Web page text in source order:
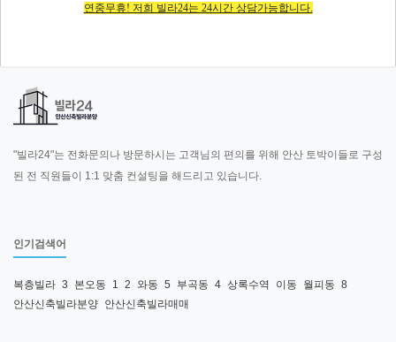
연중무휴! 저희 빌라24는 24시간 상담가능합니다.
"빌라24"는 전화문의나 방문하시는 고객님의 편의를 위해 안산 토박이들로 구성
된 전 직원들이 1:1 맞춤 컨설팅을 해드리고 있습니다.
인기검색어
복층빌라 3 본오동 1 2 와동 5 부곡동 4 상록수역 이동 월피동 8
안산신축빌라분양 안산신축빌라매매